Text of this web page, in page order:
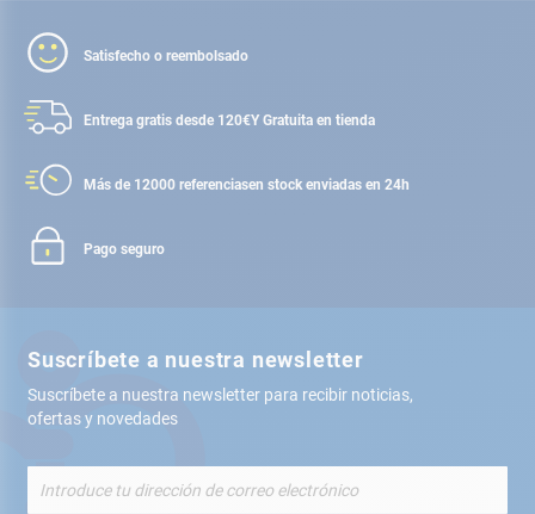
Satisfecho o reembolsado
Entrega gratis desde 120€Y Gratuita en tienda
Más de 12000 referenciasen stock enviadas en 24h
Pago seguro
Suscríbete a nuestra newsletter
Suscríbete a nuestra newsletter para recibir noticias,
ofertas y novedades